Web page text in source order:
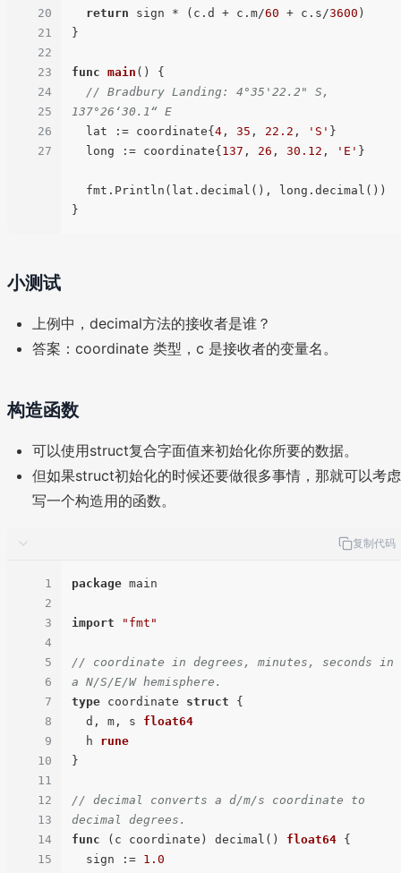
20
21
22
23
24
25
26
27
return sign * (c.d + c.m/60 + c.s/3600 )
}
func main ()
{
// Bradbury Landing: 4°35'22.2" S,
137°26‘30.1“ E
  lat := coordinate{
4 , 35 , 22.2 , 'S' }
  long := coordinate{
137 , 26 , 30.12 , 'E' }
小测试
上例中，decimal方法的接收者是谁？
答案：coordinate 类型，c 是接收者的变量名。
构造函数
可以使用struct复合字面值来初始化你所要的数据。
但如果struct初始化的时候还要做很多事情，那就可以考虑
写一个构造用的函数。
复制代码
1
2
3
4
5
6
7
8
9
10
11
12
13
14
15
package main
import "fmt"
// coordinate in degrees, minutes, seconds in
a N/S/E/W hemisphere.
type coordinate struct {
  d, m, s
float64
  h
rune
}
// decimal converts a d/m/s coordinate to
decimal degrees.
func
(c coordinate) decimal() float64 {
  sign :=
1.0